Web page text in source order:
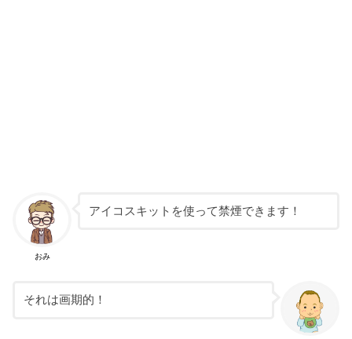
おみ
アイコスキットを使って禁煙できます！
それは画期的！